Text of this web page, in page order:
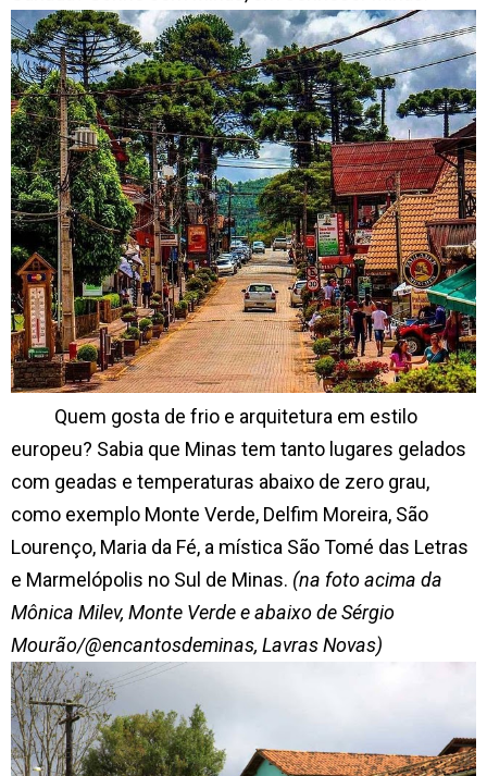
Quem gosta de frio e arquitetura em estilo
europeu? Sabia que Minas tem tanto lugares gelados
com geadas e temperaturas abaixo de zero grau,
como exemplo Monte Verde, Delfim Moreira, São
Lourenço, Maria da Fé, a mística São Tomé das Letras
e Marmelópolis no Sul de Minas. (na foto acima da
Mônica Milev, Monte Verde e abaixo de Sérgio
Mourão/@encantosdeminas, Lavras Novas)